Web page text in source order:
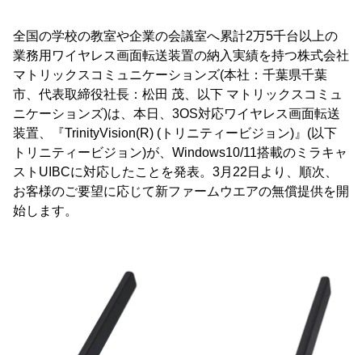
全国の学校の教室や企業の会議室へ累計2万5千台以上の
業務用ワイヤレス画面転送装置の納入実績を持つ株式会社
マトリックスコミュニケーションズ(本社：千葉県千葉
市、代表取締役社長：松田 茂、以下 マトリックスコミュ
ニケーションズ)は、本日、3OS対応ワイヤレス画面転送
装置、『TrinityVision(R) (トリニティービジョン)』(以下
トリニティービジョン)が、Windows10/11搭載のミラキャ
ストUIBCに対応したことを発表。3月22日より、順次、
お客様のご要望に応じて新ファームウエアの無償提供を開
始します。